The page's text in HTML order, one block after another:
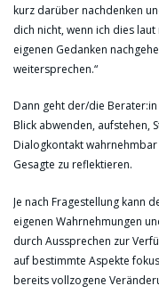
kurz darüber nachdenken
dich nicht, wenn ich dies
eigenen Gedanken
weitersprechen.“
Dann geht der/die
Blick abwenden, aufstehen,
Dialogkontakt
Gesagte zu reflektieren.
Je nach Fragestellung kann
eigenen Wahrnehmungen
durch Aussprechen zur
auf bestimmte Aspekte
bereits vollzogene